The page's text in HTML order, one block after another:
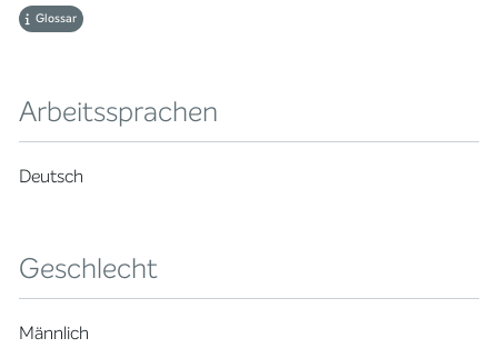
Glossar
Arbeitssprachen
Deutsch
Geschlecht
Männlich